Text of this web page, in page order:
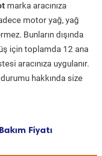
marka aracınıza
motor yağ, yağ
Bunların dışında
için toplamda 12 ana
aracınıza uygulanır.
hakkında size
Fiyatı